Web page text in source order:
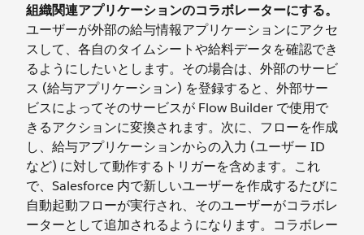
組織関連アプリケーションのコラボレーターにする。
ユーザーが外部の給与情報アプリケーションにアクセ
スして、各自のタイムシートや給料データを確認でき
るようにしたいとします。その場合は、外部のサービ
ス (給与アプリケーション) を登録すると、外部サー
ビスによってそのサービスが Flow Builder で使用で
きるアクションに変換されます。次に、フローを作成
し、給与アプリケーションからの入力 (ユーザー ID
など) に対して動作するトリガーを含めます。これ
で、Salesforce 内で新しいユーザーを作成するたびに
自動起動フローが実行され、そのユーザーがコラボレ
ーターとして追加されるようになります。コラボレー